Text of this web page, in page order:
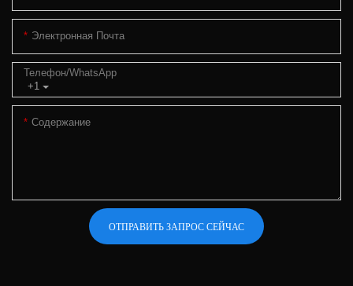
Электронная Почта
+1
Телефон/WhatsApp
Содержание
ОТПРАВИТЬ ЗАПРОС СЕЙЧАС